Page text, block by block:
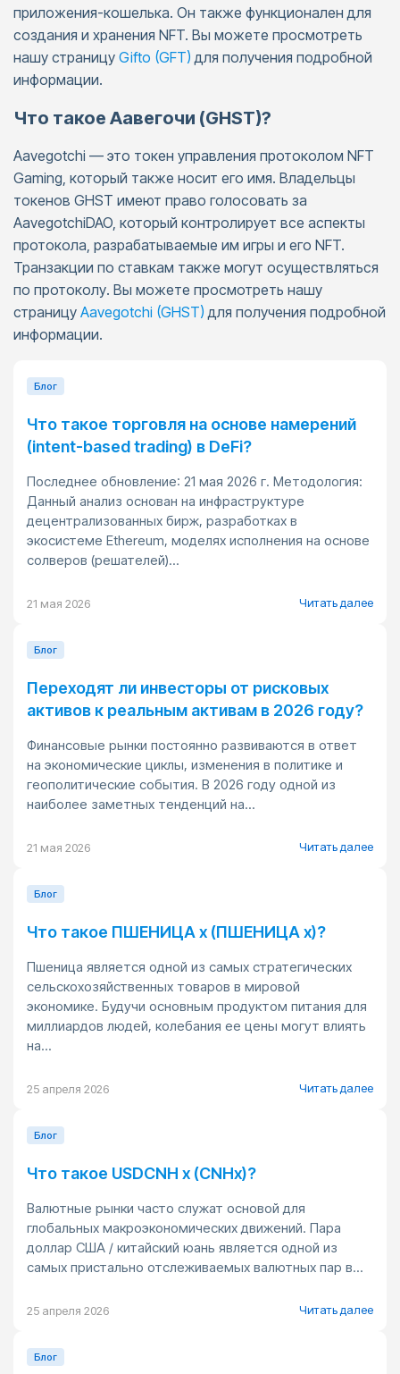
приложения-кошелька. Он также функционален для
создания и хранения NFT. Вы можете просмотреть
нашу страницу Gifto (GFT) для получения подробной
информации.
Что такое Аавегочи (GHST)?
Aavegotchi — это токен управления протоколом NFT
Gaming, который также носит его имя. Владельцы
токенов GHST имеют право голосовать за
AavegotchiDAO, который контролирует все аспекты
протокола, разрабатываемые им игры и его NFT.
Транзакции по ставкам также могут осуществляться
по протоколу. Вы можете просмотреть нашу
страницу Aavegotchi (GHST) для получения подробной
информации.
Блог
Что такое торговля на основе намерений
(intent-based trading) в DeFi?
Последнее обновление: 21 мая 2026 г. Методология:
Данный анализ основан на инфраструктуре
децентрализованных бирж, разработках в
экосистеме Ethereum, моделях исполнения на основе
солверов (решателей)...
21 мая 2026 Читать далее
Блог
Переходят ли инвесторы от рисковых
активов к реальным активам в 2026 году?
Финансовые рынки постоянно развиваются в ответ
на экономические циклы, изменения в политике и
геополитические события. В 2026 году одной из
наиболее заметных тенденций на...
21 мая 2026 Читать далее
Блог
Что такое ПШЕНИЦА x (ПШЕНИЦА x)?
Пшеница является одной из самых стратегических
сельскохозяйственных товаров в мировой
экономике. Будучи основным продуктом питания для
миллиардов людей, колебания ее цены могут влиять
на...
25 апреля 2026 Читать далее
Блог
Что такое USDCNH x (CNHx)?
Валютные рынки часто служат основой для
глобальных макроэкономических движений. Пара
доллар США / китайский юань является одной из
самых пристально отслеживаемых валютных пар в...
25 апреля 2026 Читать далее
Блог